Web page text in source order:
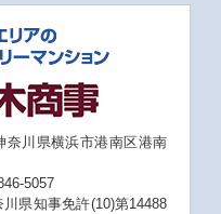
奈川県横浜市港南区港南
5057
川県知事免許(10)第14488